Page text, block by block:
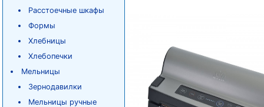
Расстоечные шкафы
Формы
Хлебницы
Хлебопечки
Мельницы
Зернодавилки
Мельницы ручные